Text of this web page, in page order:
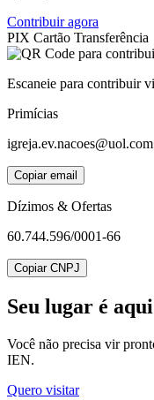
Contribuir agora
PIX Cartão Transferência
Escaneie para contribuir
Primícias
Copiar email
Dízimos & Ofertas
60.744.596/0001-66
Copiar CNPJ
Seu lugar é
Você não precisa vir
IEN.
Quero visitar